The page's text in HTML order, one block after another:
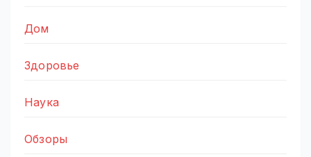
Дом
Здоровье
Наука
Обзоры